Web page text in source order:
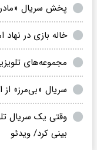
پخش سریال
خاله بازی در نهاد
مجموعه‌های
سریال «بی‌مرز»
وقتی یک سریال
بینی کرد/ ویدئو